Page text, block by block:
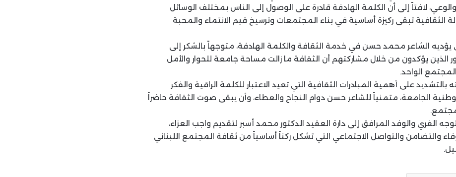
لافتاً إلى أن الكلمة الهادفة قادرة على الوصول إلى الناس بمختلف الوسائل
الثقافية تبقى ركيزة أساسية في بناء المجتمعات وترسيخ قيم الانتماء والمحبة
يؤديه الشاعر محمد حسن في خدمة الثقافة والكلمة الهادفة، متوجهاً بالشكر إلى
الذين يؤكدون من خلال مشاركتهم أن الثقافة ما زالت مساحة جامعة للحوار والأمل
المجتمع الواحد.
بالتشديد على أهمية المبادرات الثقافية التي تعيد الاعتبار للكلمة الراقية والفكر
الجامعة، متمنياً للشاعر حسن دوام النجاح والعطاء، وأن يبقى صوت الثقافة حاضراً
الفري والوفد المرافق إلى دارة العقيد الدكتور محمد أسبر لتقديم واجب العزاء،
والتضامن والتواصل الاجتماعي التي تشكل ركناً أساسياً من ثقافة المجتمع اللبناني